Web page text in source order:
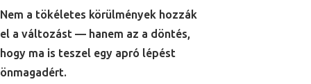
Nem a tökéletes körülmények hozzák
el a változást — hanem az a döntés,
hogy ma is teszel egy apró lépést
önmagadért.